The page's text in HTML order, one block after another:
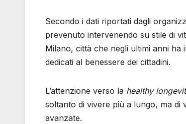
Secondo i dati riportati dagli
prevenuto intervenendo su stile di
Milano, città che negli ultimi anni
dedicati al benessere dei cittadini.
L’attenzione verso la healthy
soltanto di vivere più a lungo, ma di
avanzate.